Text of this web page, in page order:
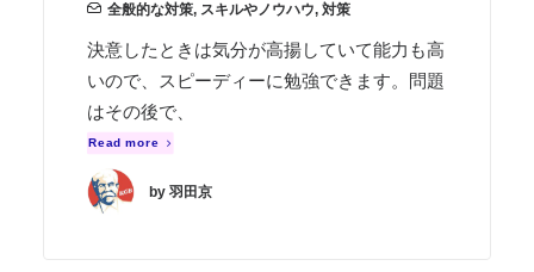
全般的な対策, スキルやノウハウ, 対策
決意したときは気分が高揚していて能力も高
いので、スピーディーに勉強できます。問題
はその後で、
Read more
by 羽田京